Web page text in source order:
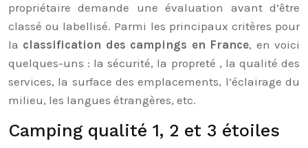
propriétaire demande une évaluation avant d’être
classé ou labellisé. Parmi les principaux critères pour
la classification des campings en France, en voici
quelques-uns : la sécurité, la propreté , la qualité des
services, la surface des emplacements, l’éclairage du
milieu, les langues étrangères, etc.
Camping qualité 1, 2 et 3 étoiles